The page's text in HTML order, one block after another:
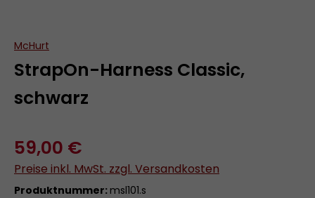
StrapOn-Harness Classic,
schwarz
McHurt
59,00 €
Preise inkl. MwSt. zzgl. Versandkosten
Produktnummer: msl101.s